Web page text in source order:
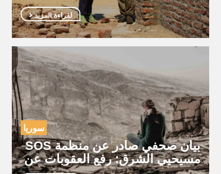
لقراءة المزيد
سوريا
بيان صحفي صادر عن منظمة SOS
مسيحيي الشرق: رفع العقوبات عن